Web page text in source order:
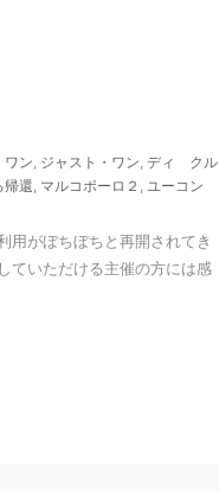
ワン, ジャスト・ワン, ディ クル
帰還, マルコポーロ２ , ユーコン
用がぼちぼちと再開されてき
ていただける主催の方には感